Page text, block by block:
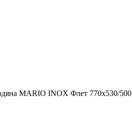
MARIO INOX Флет 770х530/500